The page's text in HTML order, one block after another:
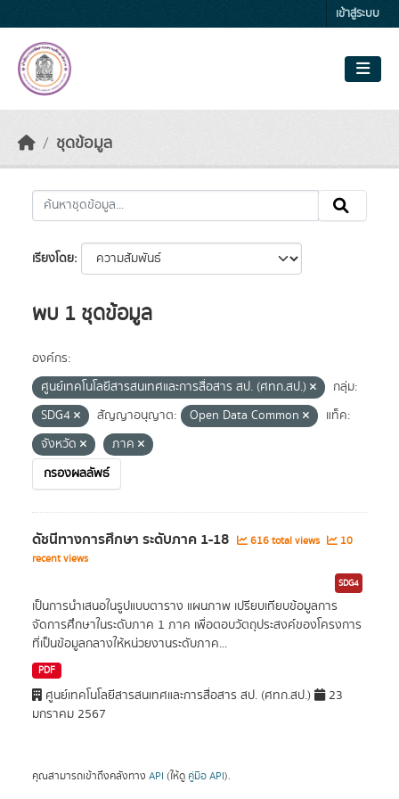
เข้าสู่ระบบ
ชุดข้อมูล
เรียงโดย
พบ 1 ชุดข้อมูล
องค์กร:
ศูนย์เทคโนโลยีสารสนเทศและการสื่อสาร สป. (ศทก.สป.)
กลุ่ม:
SDG4
สัญญาอนุญาต: Open Data Common
แท็ค:
จังหวัด
ภาค
กรองผลลัพธ์
ดัชนีทางการศึกษา ระดับภาค 1-18 616 total views
10
recent views
SDG4
เป็นการนำเสนอในรูปแบบตาราง แผนภาพ เปรียบเทียบข้อมูลการ
จัดการศึกษาในระดับภาค 1 ภาค เพื่อตอบวัตถุประสงค์ของโครงการ
ที่เป็นข้อมูลกลางให้หน่วยงานระดับภาค...
PDF
ศูนย์เทคโนโลยีสารสนเทศและการสื่อสาร สป. (ศทก.สป.)
23
มกราคม 2567
คุณสามารถเข้าถึงคลังทาง API (ให้ดู คู่มือ API).